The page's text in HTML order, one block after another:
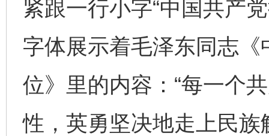
紧跟一行小字“中国共产
字体展示着毛泽东同志
位》里的内容：“每一个
性，英勇坚决地走上民